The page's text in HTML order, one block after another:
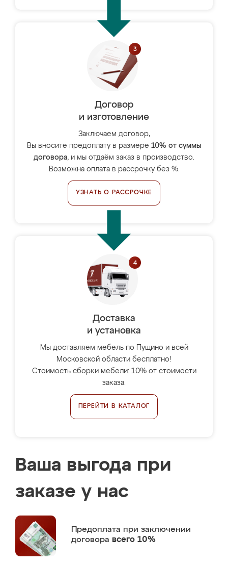
Договор
и изготовление
Заключаем договор,
Вы вносите предоплату в размере 10% от суммы
договора, и мы отдаём заказ в производство.
Возможна оплата в рассрочку без %.
УЗНАТЬ О РАССРОЧКЕ
Доставка
и установка
Мы доставляем мебель по Пущино и всей
Московской области бесплатно!
Стоимость сборки мебели: 10% от стоимости
заказа.
ПЕРЕЙТИ В КАТАЛОГ
Ваша выгода при
заказе у нас
Предоплата при заключении
договора всего 10%